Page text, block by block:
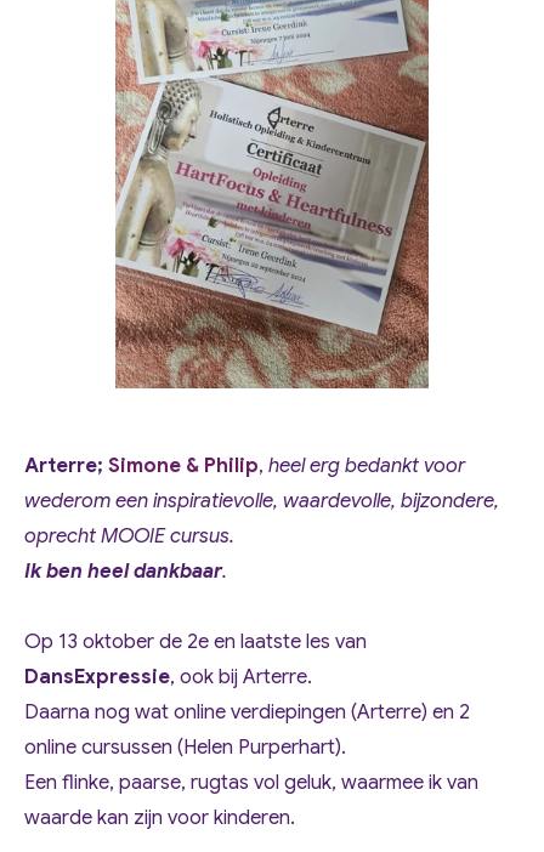
Arterre; Simone & Philip, heel erg bedankt voor
wederom een inspiratievolle, waardevolle, bijzondere,
oprecht MOOIE cursus.
Ik ben heel dankbaar.
Op 13 oktober de 2e en laatste les van
DansExpressie, ook bij Arterre.
Daarna nog wat online verdiepingen (Arterre) en 2
online cursussen (Helen Purperhart).
Een flinke, paarse, rugtas vol geluk, waarmee ik van
waarde kan zijn voor kinderen.